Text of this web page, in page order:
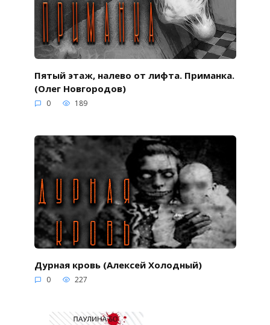
Пятый этаж, налево от лифта. Приманка.
(Олег Новгородов)
0 189
Дурная кровь (Алексей Холодный)
0 227